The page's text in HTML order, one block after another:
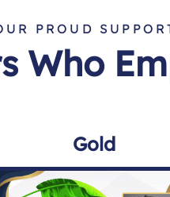
PROUD
Who
Gold